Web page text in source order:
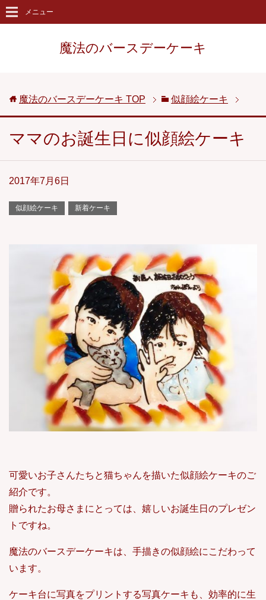
魔法のバースデーケーキ
メニュー
魔法のバースデーケーキ TOP 似顔絵ケーキ
ママのお誕生日に似顔絵ケーキ
2017年7月6日
似顔絵ケーキ 新着ケーキ
可愛いお子さんたちと猫ちゃんを描いた似顔絵ケーキのご
紹介です。
贈られたお母さまにとっては、嬉しいお誕生日のプレゼン
トですね。
魔法のバースデーケーキは、手描きの似顔絵にこだわって
います。
ケーキ台に写真をプリントする写真ケーキも、効率的に生